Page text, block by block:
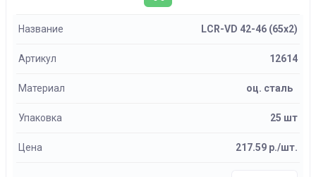
Название LCR-VD 42-46 (65х2)
Артикул 12614
Материал оц. сталь
Упаковка 25 шт
Цена 217.59 р./шт.